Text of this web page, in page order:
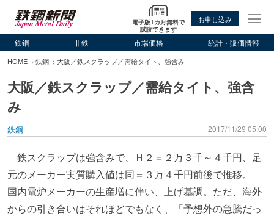
電子版1カ月無料で
試読できます
お申し込み
鉄鋼 非鉄 市場価格 統計・販価情報
HOME 鉄鋼 大阪／鉄スクラップ／需給タイト、強含み
大阪／鉄スクラップ／需給タイト、強含
み
鉄鋼 2017/11/29 05:00
鉄スクラップは強含みで、Ｈ２＝２万３千～４千円、足
元のメーカー実質購入値は同＝３万４千円前後で推移。
国内電炉メーカーの生産増に伴い、上げ基調。ただ、海外
からの引き合いはそれほどでもなく、「予想外の急騰だっ